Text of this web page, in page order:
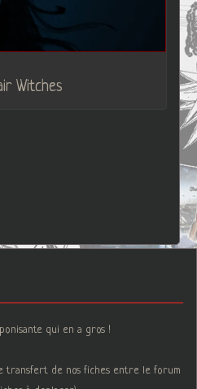
Witches
qui en a gros !
transfert de nos fiches entre le forum